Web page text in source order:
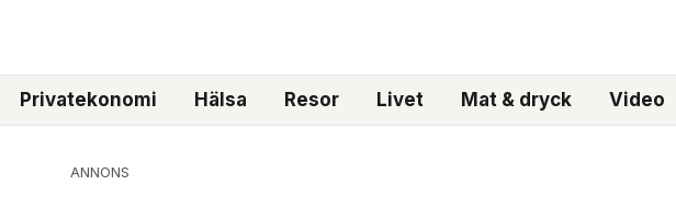
Privatekonomi Hälsa Resor Livet Mat & dryck Video
ANNONS